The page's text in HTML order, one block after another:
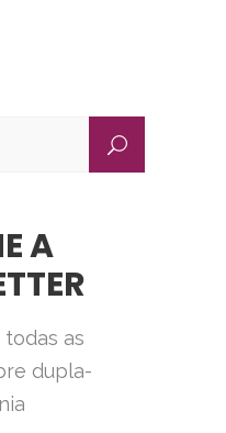
A
as
dupla-